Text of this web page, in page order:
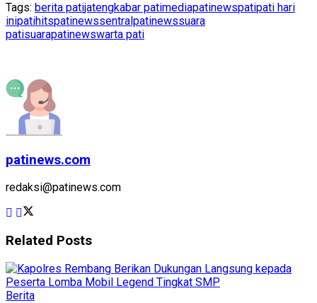
Tags: berita patijatengkabar patimediapatinewspatipati hari
inipatihitspatinewssentralpatinewssuara
patisuarapatinewswarta pati
patinews.com
redaksi@patinews.com
Related Posts
Berita